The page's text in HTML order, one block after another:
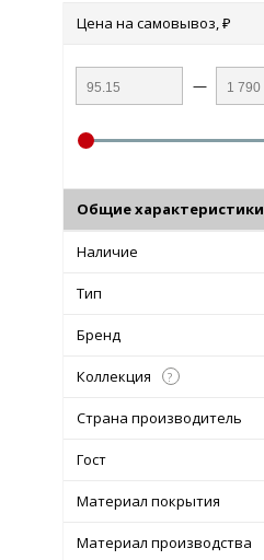
Цена на самовывоз, ₽
—
Общие характеристики
Наличие
Тип
Бренд
Коллекция ?
Страна производитель
Гост
Материал покрытия
Материал производства